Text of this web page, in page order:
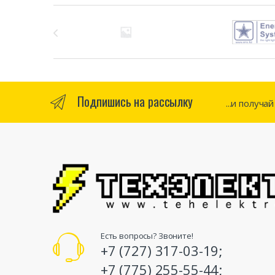
Подпишись на рассылку ...и получай
Есть вопросы? Звоните!
+7 (727) 317-03-19;
+7 (775) 255-55-44;